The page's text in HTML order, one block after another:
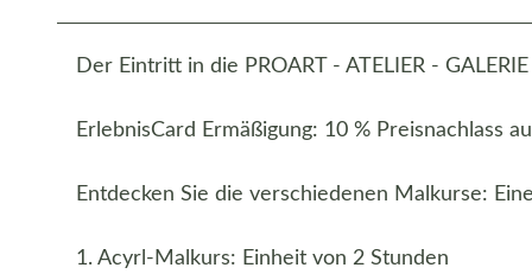
Der Eintritt in die PROART - ATELIER -
ErlebnisCard Ermäßigung: 10 % Preisnachlass
Entdecken Sie die verschiedenen Malkurse:
1. Acyrl-Malkurs: Einheit von 2 Stunden